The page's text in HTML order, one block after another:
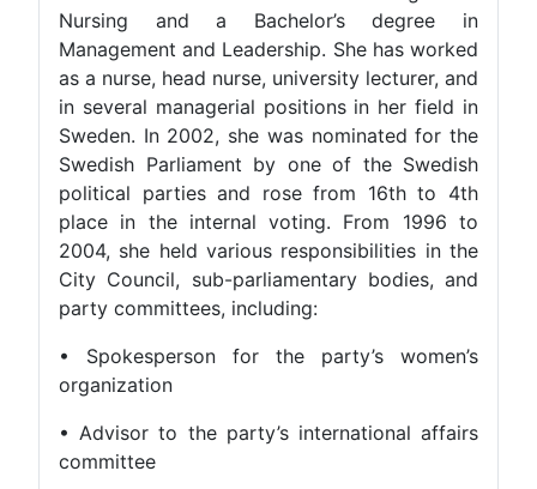
Nursing and a Bachelor’s
Management and Leadership. She
as a nurse, head nurse, university
in several managerial positions in
Sweden. In 2002, she was
Swedish Parliament by one of
political parties and rose from
place in the internal voting.
2004, she held various
City Council, sub-parliamentary
party committees, including:
• Spokesperson for the party’s
• Advisor to the party’s